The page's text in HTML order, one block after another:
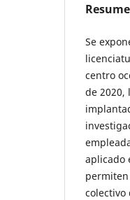
Se
centro
de 2020,
aplicado
colectivo